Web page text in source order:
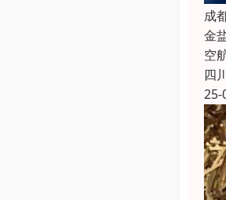
成
金
空
四
25-